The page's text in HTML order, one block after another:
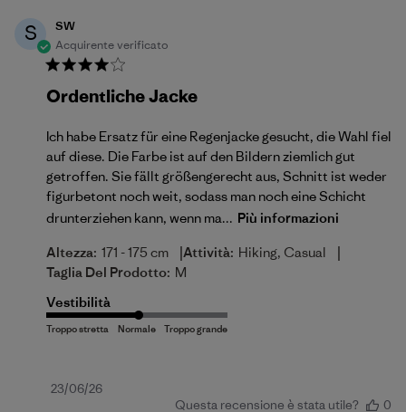
S
SW
Acquirente verificato
Ordentliche Jacke
Ich habe Ersatz für eine Regenjacke gesucht, die Wahl fiel
auf diese. Die Farbe ist auf den Bildern ziemlich gut
getroffen. Sie fällt größengerecht aus, Schnitt ist weder
figurbetont noch weit, sodass man noch eine Schicht
drunterziehen kann, wenn ma... Più informazioni
Altezza: 171 - 175 cm |Attività: Hiking, Casual |
Taglia Del Prodotto: M
Vestibilità
Data
23/06/26
Questa recensione è stata utile?
0